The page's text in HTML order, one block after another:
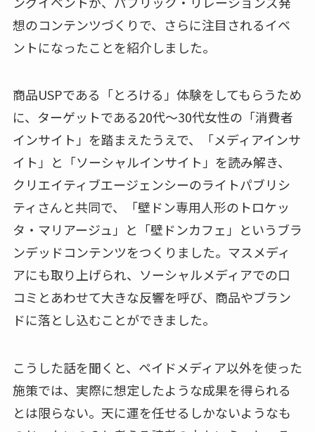
想のコンテンツづくりで、さらに注目されるイベ
ントになったことを紹介しました。
商品USPである「とろける」体験をしてもらうため
に、ターゲットである20代～30代女性の「消費者
インサイト」を踏まえたうえで、「メディアインサ
イト」と「ソーシャルインサイト」を読み解き、
クリエイティブエージェンシーのライトパブリシ
ティさんと共同で、「壁ドン専用人形のトロケッ
タ・マリアージュ」と「壁ドンカフェ」というブラ
ンデッドコンテンツをつくりました。マスメディ
アにも取り上げられ、ソーシャルメディアでの口
コミとあわせて大きな反響を呼び、商品やブラン
ドに落とし込むことができました。
こうした話を聞くと、ペイドメディア以外を使った
施策では、実際に想定したような成果を得られる
とは限らない。天に運を任せるしかないようなも